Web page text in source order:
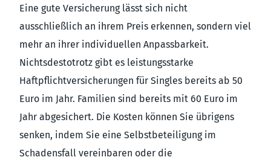
Eine gute Versicherung lässt sich nicht
ausschließlich an ihrem Preis erkennen, sondern viel
mehr an ihrer individuellen Anpassbarkeit.
Nichtsdestotrotz gibt es leistungsstarke
Haftpflichtversicherungen für Singles bereits ab 50
Euro im Jahr. Familien sind bereits mit 60 Euro im
Jahr abgesichert. Die Kosten können Sie übrigens
senken, indem Sie eine Selbstbeteiligung im
Schadensfall vereinbaren oder die